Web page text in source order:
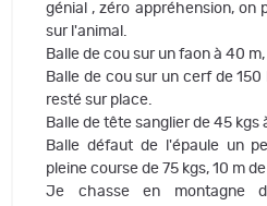
génial , zéro appréhension, on
sur l'animal.
Balle de cou sur un faon à 40
Balle de cou sur un cerf de
resté sur place.
Balle de tête sanglier de 45 kgs
Balle défaut de l'épaule un
pleine course de 75 kgs, 10 m
Je chasse en montagne